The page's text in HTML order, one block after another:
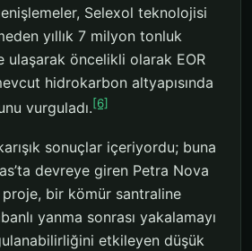
Selexol teknolojisi
yıllık 7 milyon tonluk
ulaşarak öncelikli olarak EOR
hidrokarbon altyapısında
vurguladı.[6]
sonuçlar içeriyordu; buna
devreye giren Petra Nova
bir kömür santraline
yanma sonrası yakalamayı
etkileyen düşük